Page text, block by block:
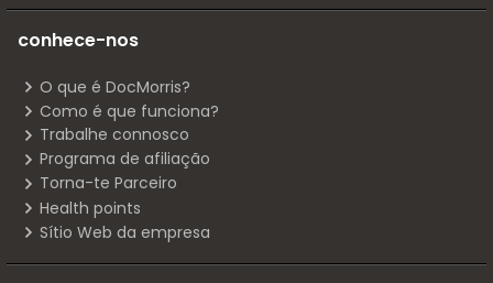
conhece-nos
O que é DocMorris?
Como é que funciona?
Trabalhe connosco
Programa de afiliação
Torna-te Parceiro
Health points
Sítio Web da empresa